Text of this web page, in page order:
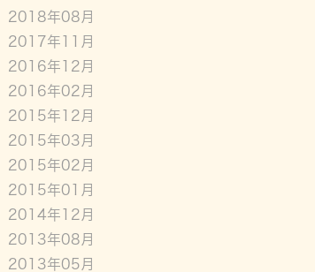
2018年08月
2017年11月
2016年12月
2016年02月
2015年12月
2015年03月
2015年02月
2015年01月
2014年12月
2013年08月
2013年05月